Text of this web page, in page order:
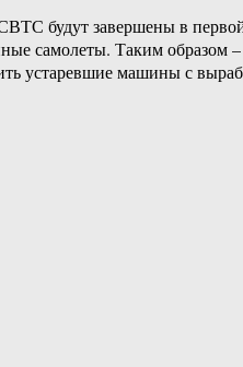
будут завершены в
самолеты. Таким образом
устаревшие машины с